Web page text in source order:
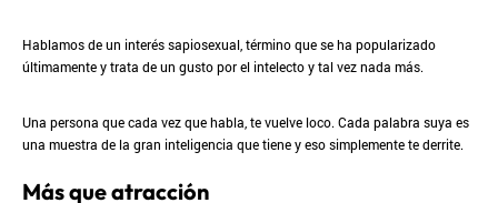
Hablamos de un interés sapiosexual, término que se ha popularizado
últimamente y trata de un gusto por el intelecto y tal vez nada más.
Una persona que cada vez que habla, te vuelve loco. Cada palabra suya es
una muestra de la gran inteligencia que tiene y eso simplemente te derrite.
Más que atracción